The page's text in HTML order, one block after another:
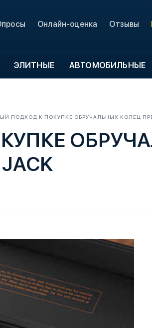
Онлайн-оценка Отзывы
ЭЛИТНЫЕ АВТОМОБИЛЬНЫЕ
ПОДХОД К ПОКУПКЕ ОБРУЧАЛЬНЫХ КОЛЕЦ